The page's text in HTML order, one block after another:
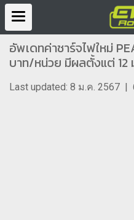
อัพเดทค่าชาร์จไฟใหม่
บาท/หน่วย มีผลตั้งแต่ 12
Last updated: 8 ม.ค. 2567 |